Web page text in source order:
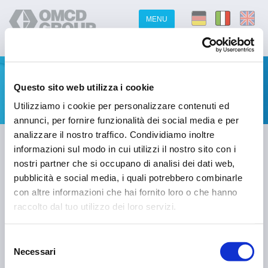
Questo sito web utilizza i cookie
Utilizziamo i cookie per personalizzare contenuti ed
annunci, per fornire funzionalità dei social media e per
analizzare il nostro traffico. Condividiamo inoltre
informazioni sul modo in cui utilizzi il nostro sito con i
nostri partner che si occupano di analisi dei dati web,
pubblicità e social media, i quali potrebbero combinarle
con altre informazioni che hai fornito loro o che hanno
raccolto dal tuo utilizzo dei loro servizi.
delNecessari
MENU
Grazie
Grazie per averci contattato.
Il nostro staff ha preso in carico la Sua richiesta e La
contatterà al più presto.
Cordiali Saluti.